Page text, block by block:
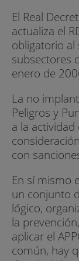
El Real
actualiza el
obligatorio al
subsectores
enero de
La no
Peligros y
a la
con
En sí mismo
un conjunto
lógico,
la
aplicar el
común, hay